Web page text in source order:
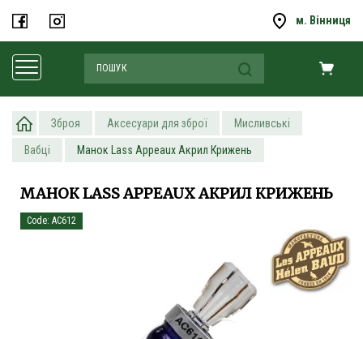
м. Вінниця
Зброя Аксесуари для зброї Мисливські
Вабці Манок Lass Appeaux Акрил Крижень
МАНОК LASS APPEAUX АКРИЛ КРИЖЕНЬ
Code: AC612